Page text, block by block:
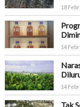
18
14
14
Tak